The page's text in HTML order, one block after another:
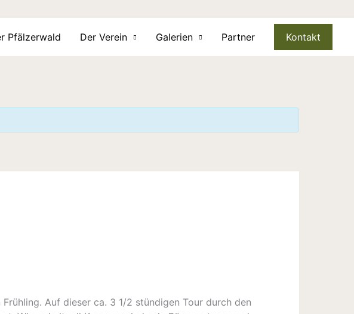
Pfälzerwald Der Verein Galerien Partner Kontakt
Auf dieser ca. 3 1/2 stündigen Tour durch den